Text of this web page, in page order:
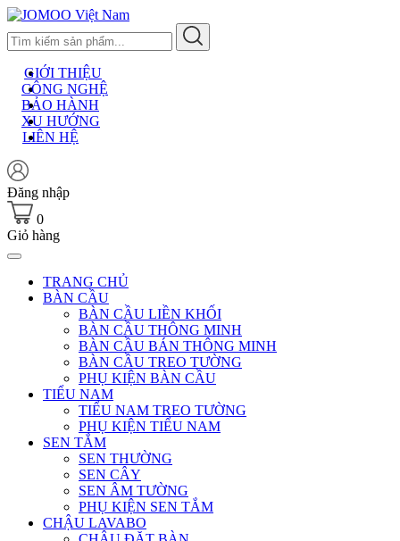
Skip
to
content
GIỚI THIỆU
CÔNG NGHỆ
BẢO HÀNH
XU HƯỚNG
LIÊN HỆ
Đăng nhập
0
Giỏ hàng
TRANG CHỦ
BÀN CẦU
BÀN CẦU LIỀN KHỐI
BÀN CẦU THÔNG MINH
BÀN CẦU BÁN THÔNG MINH
BÀN CẦU TREO TƯỜNG
PHỤ KIỆN BÀN CẦU
TIỂU NAM
TIỂU NAM TREO TƯỜNG
PHỤ KIỆN TIỂU NAM
SEN TẮM
SEN THƯỜNG
SEN CÂY
SEN ÂM TƯỜNG
PHỤ KIỆN SEN TẮM
CHẬU LAVABO